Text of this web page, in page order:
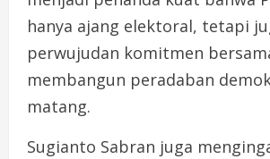
hanya ajang elektoral, tetapi
perwujudan komitmen
membangun peradaban
matang.
Sugianto Sabran juga